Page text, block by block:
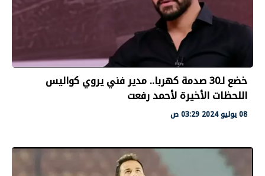
خضع لـ30 صدمة كهربا.. مدير فني يروي كواليس
اللحظات الأخيرة لأحمد رفعت
08 يوليو 2024 03:29 ص